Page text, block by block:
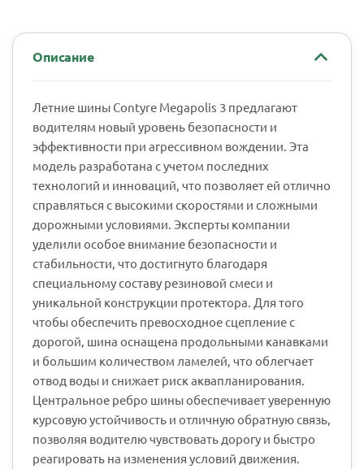
Описание
Летние шины Contyre Megapolis 3 предлагают
водителям новый уровень безопасности и
эффективности при агрессивном вождении. Эта
модель разработана с учетом последних
технологий и инноваций, что позволяет ей отлично
справляться с высокими скоростями и сложными
дорожными условиями. Эксперты компании
уделили особое внимание безопасности и
стабильности, что достигнуто благодаря
специальному составу резиновой смеси и
уникальной конструкции протектора. Для того
чтобы обеспечить превосходное сцепление с
дорогой, шина оснащена продольными канавками
и большим количеством ламелей, что облегчает
отвод воды и снижает риск аквапланирования.
Центральное ребро шины обеспечивает уверенную
курсовую устойчивость и отличную обратную связь,
позволяя водителю чувствовать дорогу и быстро
реагировать на изменения условий движения.